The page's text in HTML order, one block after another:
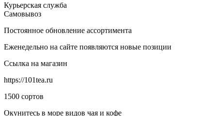
Курьерская служба
Самовывоз
Постоянное обновление ассортимента
Еженедельно на сайте появляются новые позиции
Ссылка на магазин
https://101tea.ru
1500 сортов
Окунитесь в море видов чая и кофе